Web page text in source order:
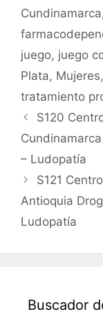
Cundinamarca
juego, juego
Plata, Mujeres,
tratamiento
S120
– Ludopatía
S121
Antioquia
Ludopatía
Buscador